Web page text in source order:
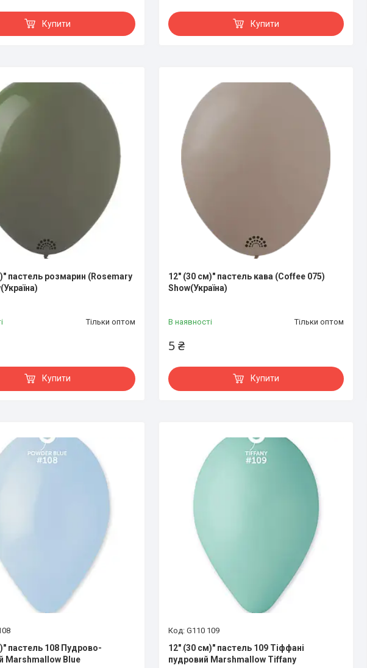
Купити Купити
пастель розмарин (Rosemary
Тільки оптом
Купити
12" (30 см)" пастель кава (Coffee 075)
Show(Україна)
В наявності Тільки оптом
5 ₴
Купити
пастель 108 Пудрово-
Marshmallow Blue
G110 109
12" (30 см)" пастель 109 Тіффані
пудровий Marshmallow Tiffany